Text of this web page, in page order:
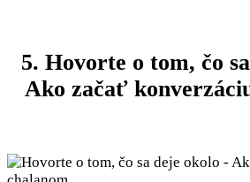
5. Hovorte o tom, čo
Ako začať